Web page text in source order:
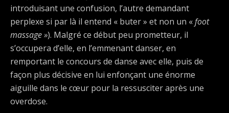
introduisant une confusion, l’autre demandant
perplexe si par là il entend « buter » et non un «foot
massage »). Malgré ce début peu prometteur, il
s’occupera d’elle, en l’emmenant danser, en
remportant le concours de danse avec elle, puis de
façon plus décisive en lui enfonçant une énorme
aiguille dans le cœur pour la ressusciter après une
overdose.